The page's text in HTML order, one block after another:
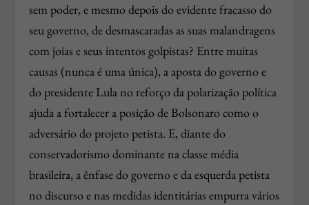
sem poder, e mesmo depois do evidente fracasso do
seu governo, de desmascaradas as suas malandragens
com joias e seus intentos golpistas? Entre muitas
causas (nunca é uma única), a aposta do governo e
do presidente Lula no reforço da polarização política
ajuda a fortalecer a posição de Bolsonaro como o
adversário do projeto petista. E, diante do
conservadorismo dominante na classe média
brasileira, a ênfase do governo e da esquerda petista
no discurso e nas medidas identitárias empurra vários